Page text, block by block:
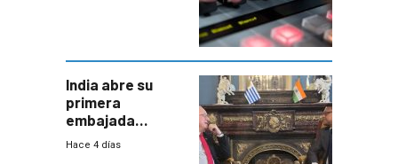
India abre su
primera
embajada
residente en
Hace 4 días